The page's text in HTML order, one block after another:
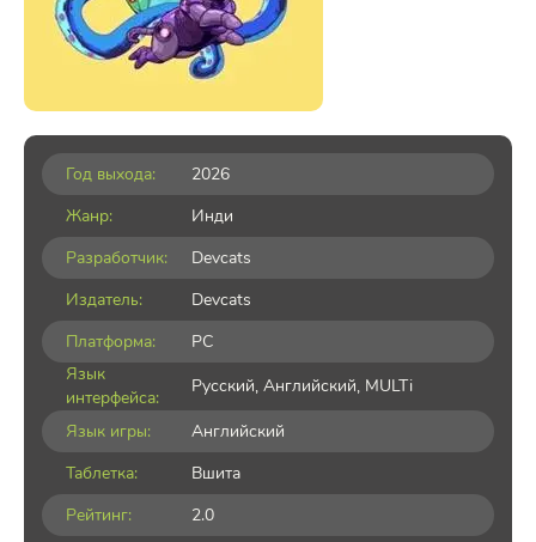
Год выхода:
2026
Жанр:
Инди
Разработчик:
Devcats
Издатель:
Devcats
Платформа:
PC
Язык
интерфейса:
Русский, Английский, MULTi
Язык игры:
Английский
Таблетка:
Вшита
Рейтинг:
2.0